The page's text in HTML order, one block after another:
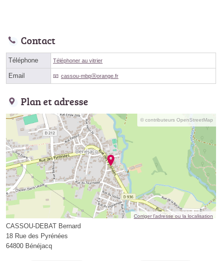
Contact
Téléphone Téléphoner au vitrier
Email cassou-mbpⓐorange.fr
Plan et adresse
© contributeurs OpenStreetMap
Corriger l’adresse ou la localisation
CASSOU-DEBAT Bernard
18 Rue des Pyrénées
64800 Bénéjacq